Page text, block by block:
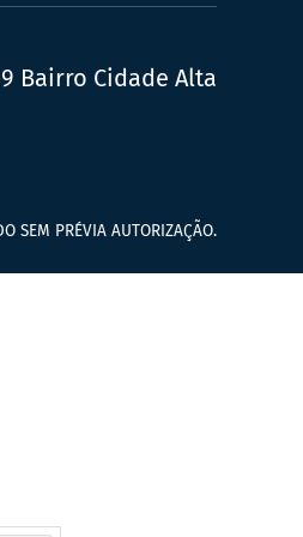
Bairro Cidade Alta
SEM PRÉVIA AUTORIZAÇÃO.